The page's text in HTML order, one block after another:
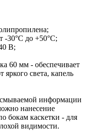
-30°С до +50°С;
В;
60 мм - обеспечивает
яркого света, капель
информации
нанесение
бокам каскетки - для
видимости.